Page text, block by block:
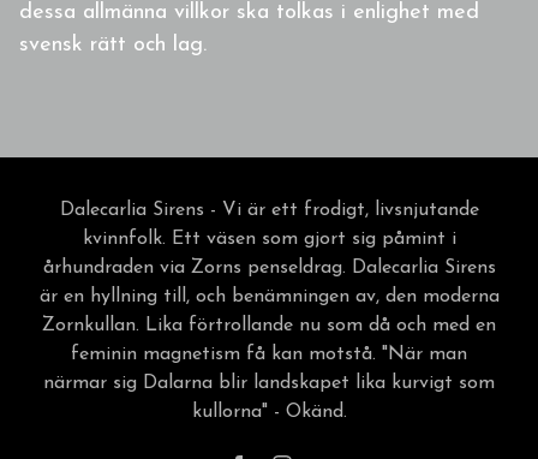
dessa allmänna villkor ska tolkas i enlighet med
svensk rätt och lag.
Dalecarlia Sirens - Vi är ett frodigt, livsnjutande
kvinnfolk. Ett väsen som gjort sig påmint i
århundraden via Zorns penseldrag. Dalecarlia Sirens
är en hyllning till, och benämningen av, den moderna
Zornkullan. Lika förtrollande nu som då och med en
feminin magnetism få kan motstå. "När man
närmar sig Dalarna blir landskapet lika kurvigt som
kullorna" - Okänd.